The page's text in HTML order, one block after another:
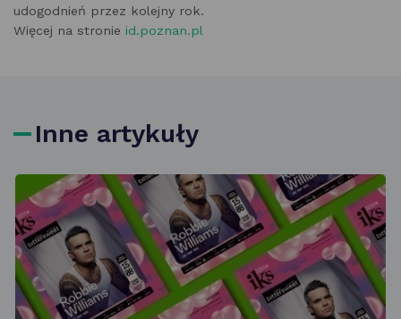
udogodnień przez kolejny rok.
Więcej na stronie id.poznan.pl
Inne artykuły